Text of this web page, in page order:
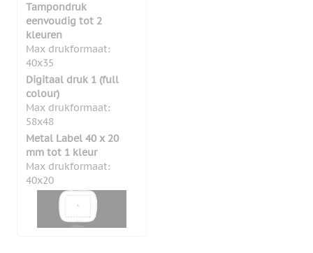
Tampondruk
eenvoudig tot 2
kleuren
Max drukformaat:
40x35
Digitaal druk 1 (full
colour)
Max drukformaat:
58x48
Metal Label 40 x 20
mm tot 1 kleur
Max drukformaat:
40x20